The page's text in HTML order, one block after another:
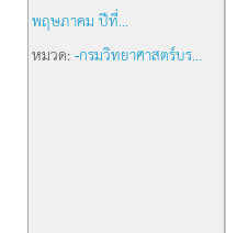
พฤษภาคม ปีที่...
หมวด:-กรมวิทยาศาสตร์บร...